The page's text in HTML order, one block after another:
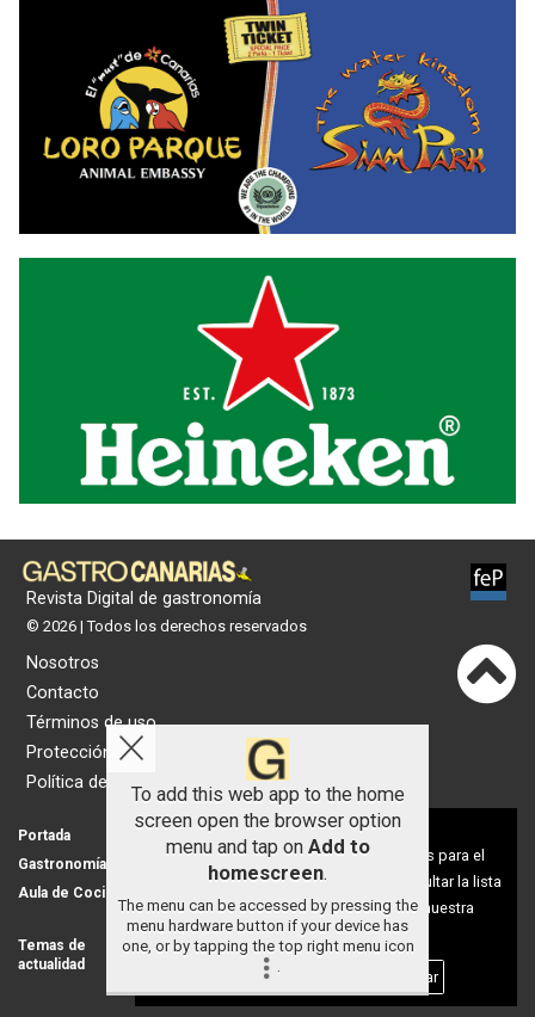
Revista Digital de gastronomía
© 2026 | Todos los derechos reservados
Nosotros
Contacto
Términos de uso
Protección de datos
Política de cookies
Portada
Actualidad
Gastronomía
Aula de Cocina
Temas de
actualidad
Nosotros
Aviso sobre el Uso de cookies:
Utilizamos cookies nuestras y de terceros para el
funcionamiento del digital. Puedes consultar la lista
de cookies y como desconectarlas. Ver nuestra
Política de Privacidad y Cookies
Aceptar Cookies Personalizar
To add this web app to the home
screen open the browser option
menu and tap on Add to
homescreen.
The menu can be accessed by pressing the
menu hardware button if your device has
one, or by tapping the top right menu icon
.